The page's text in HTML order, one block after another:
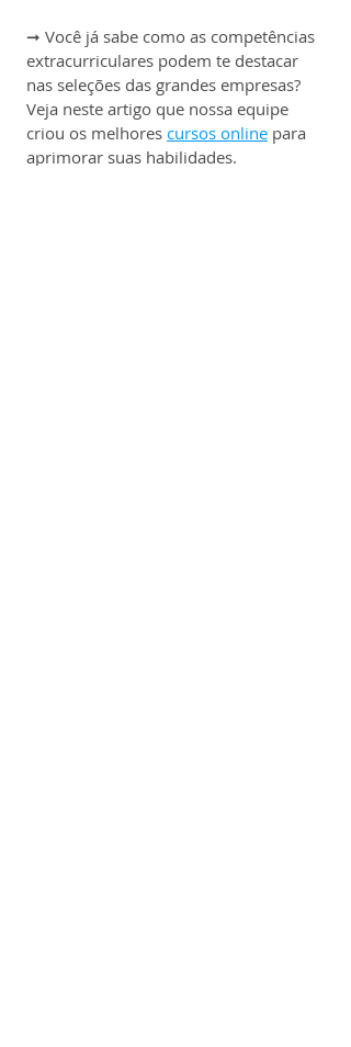
➞ Você já sabe como as competências
extracurriculares podem te destacar
nas seleções das grandes empresas?
Veja neste artigo que nossa equipe
criou os melhores cursos online para
aprimorar suas habilidades.